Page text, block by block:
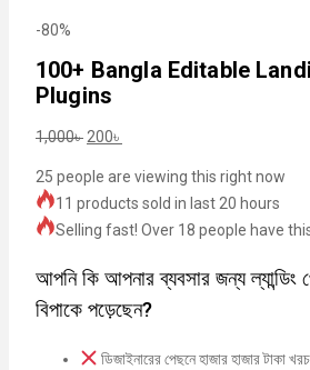
-80%
100+ Bangla Editable
Plugins
1,000৳ 200৳
25 people are viewing this right now
11 products sold in last 20 hours
Selling fast! Over 18 people have
আপনি কি আপনার ব্যবসার জন্য ল্যান্ডিং
বিপাকে পড়েছেন?
ডিজাইনারের পেছনে হাজার হাজার টাকা